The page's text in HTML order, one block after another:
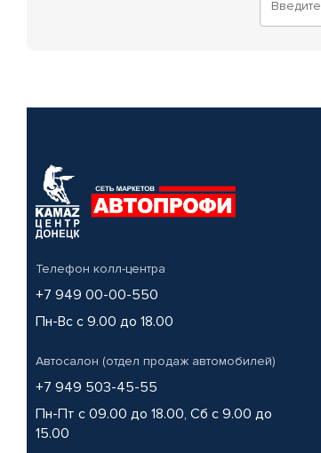
Телефон колл-центра
+7 949 00-00-550
Пн-Вс с 9.00 до 18.00
Автосалон (отдел продаж автомобилей)
+7 949 503-45-55
Пн-Пт с 09.00 до 18.00, Сб с 9.00 до
15.00